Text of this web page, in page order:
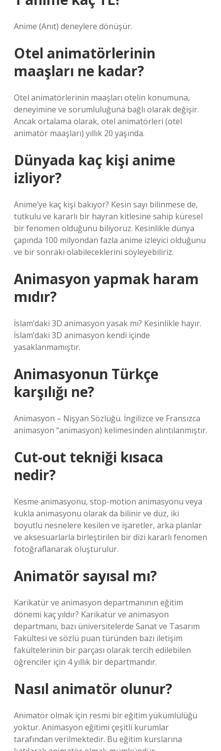
Anime (Anıt) deneylere dönüşür.
Otel animatörlerinin
maaşları ne kadar?
Otel animatörlerinin maaşları otelin konumuna,
deneyimine ve sorumluluğuna bağlı olarak değişir.
Ancak ortalama olarak, otel animatörleri (otel
animatör maaşları) yıllık 20 yaşında.
Dünyada kaç kişi anime
izliyor?
Anime’ye kaç kişi bakıyor? Kesin sayı bilinmese de,
tutkulu ve kararlı bir hayran kitlesine sahip küresel
bir fenomen olduğunu biliyoruz. Kesinlikle dünya
çapında 100 milyondan fazla anime izleyici olduğunu
ve bir sonraki olabileceklerini söyleyebiliriz.
Animasyon yapmak haram
mıdır?
İslam’daki 3D animasyon yasak mı? Kesinlikle hayır.
İslam’daki 3D animasyon kendi içinde
yasaklanmamıştır.
Animasyonun Türkçe
karşılığı ne?
Animasyon – Nişyan Sözlüğü. İngilizce ve Fransızca
animasyon “animasyon) kelimesinden alıntılanmıştır.
Cut-out tekniği kısaca
nedir?
Kesme animasyonu, stop-motion animasyonu veya
kukla animasyonu olarak da bilinir ve düz, iki
boyutlu nesnelere kesilen ve işaretler, arka planlar
ve aksesuarlarla birleştirilen bir dizi kararlı fenomen
fotoğraflanarak oluşturulur.
Animatör sayısal mı?
Karikatür ve animasyon departmanının eğitim
dönemi kaç yıldır? Karikatür ve animasyon
departmanı, bazı üniversitelerde Sanat ve Tasarım
Fakültesi ve sözlü puan türünden bazı iletişim
fakültelerinin bir parçası olarak tercih edilebilen
öğrenciler için 4 yıllık bir departmandır.
Nasıl animatör olunur?
Animatör olmak için resmi bir eğitim yükümlülüğü
yoktur. Animasyon eğitimi çeşitli kurumlar
tarafından verilmektedir. Bu eğitim kurslarına